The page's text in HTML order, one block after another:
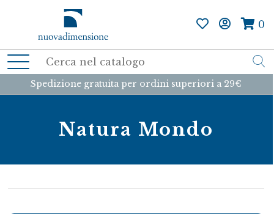
0
Spedizione gratuita per ordini superiori a 29€
Natura Mondo